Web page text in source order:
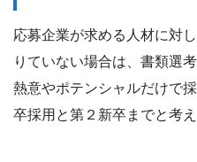
応募企業が求める人材に対
りていない場合は、書類選
熱意やポテンシャルだけで
卒採用と第２新卒までと考